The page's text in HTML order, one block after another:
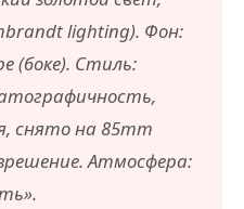
lighting). Фон:
(боке). Стиль:
снято на 85mm
Атмосфера: